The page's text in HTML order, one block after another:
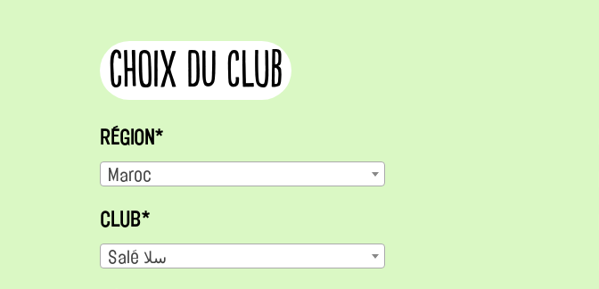
choix du club
RÉGION*
Maroc
CLUB*
Salé سلا